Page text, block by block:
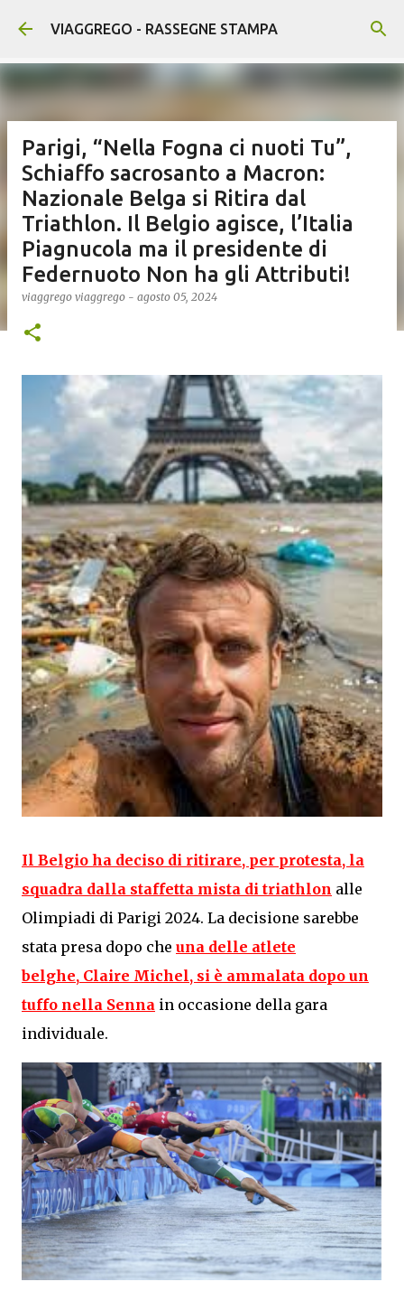
Passa ai contenuti principali
VIAGGREGO - RASSEGNE STAMPA
Parigi, “Nella Fogna ci nuoti Tu”,
Schiaffo sacrosanto a Macron:
Nazionale Belga si Ritira dal
Triathlon. Il Belgio agisce, l’Italia
Piagnucola ma il presidente di
Federnuoto Non ha gli Attributi!
viaggrego viaggrego - agosto 05, 2024
Il Belgio ha deciso di ritirare, per protesta, la
squadra dalla staffetta mista di triathlon alle
Olimpiadi di Parigi 2024. La decisione sarebbe
stata presa dopo che una delle atlete
belghe, Claire Michel, si è ammalata dopo un
tuffo nella Senna in occasione della gara
individuale.